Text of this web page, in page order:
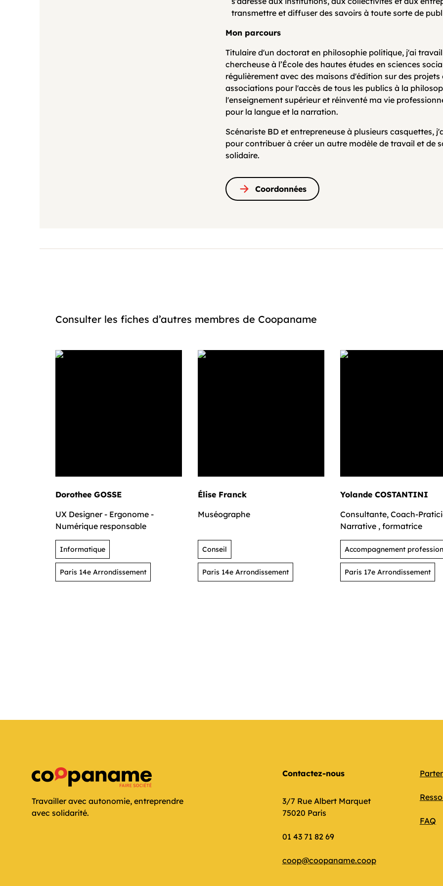
transmettre et diffuser des savoirs à toute sorte de
Mon parcours
Titulaire d'un doctorat en philosophie politique, j'ai
chercheuse à l’École des hautes études en sciences
régulièrement avec des maisons d'édition sur des
associations pour l'accès de tous les publics à la
l'enseignement supérieur et réinventé ma vie
pour la langue et la narration.
Scénariste BD et entrepreneuse à plusieurs casquettes,
pour contribuer à créer un autre modèle de travail et de
solidaire.
Coordonnées
Consulter les fiches d’autres membres de Coopaname
Dorothee GOSSE
UX Designer - Ergonome -
Numérique responsable
Informatique
Paris 14e Arrondissement
Élise Franck
Muséographe
Conseil
Paris 14e Arrondissement
Yolande COSTANTINI
Consultante, Coach-
Narrative , formatrice
Accompagnement
Paris 17e Arrondissement
Travailler avec autonomie, entreprendre
avec solidarité.
Contactez-nous
3/7 Rue Albert Marquet
75020 Paris
01 43 71 82 69
coop@coopaname.coop
FAQ